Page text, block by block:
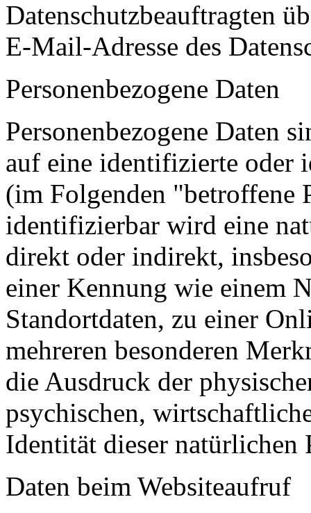
Datenschutzbeauftragten
E-Mail-Adresse des
Personenbezogene Daten
Personenbezogene Daten
auf eine identifizierte oder
(im Folgenden "betroffene
identifizierbar wird eine
direkt oder indirekt,
einer Kennung wie einem
Standortdaten, zu einer
mehreren besonderen
die Ausdruck der
psychischen,
Identität dieser natürlichen
Daten beim Websiteaufruf